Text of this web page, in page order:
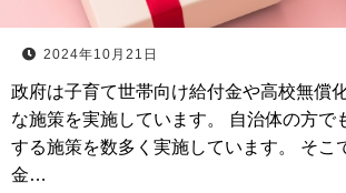
2024年10月21日
政府は子育て世帯向け給付金や高校無償
な施策を実施しています。 自治体の方で
する施策を数多く実施しています。 そこ
金…